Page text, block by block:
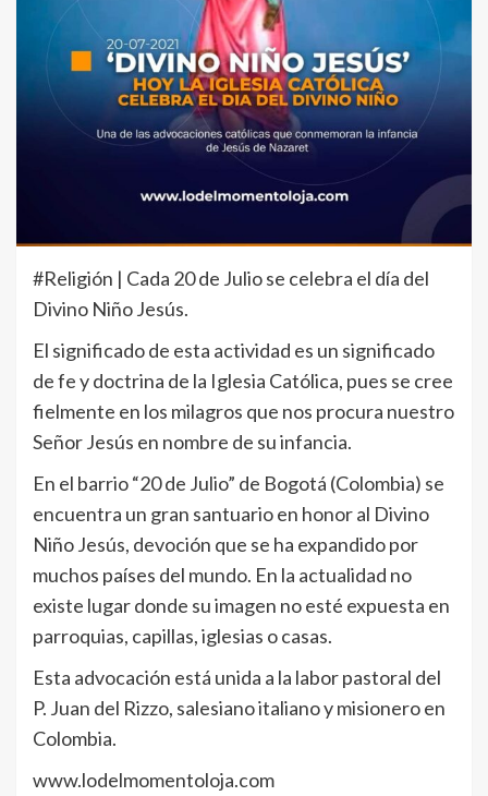
#Religión | Cada 20 de Julio se celebra el día del
Divino Niño Jesús.
El significado de esta actividad es un significado
de fe y doctrina de la Iglesia Católica, pues se cree
fielmente en los milagros que nos procura nuestro
Señor Jesús en nombre de su infancia.
En el barrio “20 de Julio” de Bogotá (Colombia) se
encuentra un gran santuario en honor al Divino
Niño Jesús, devoción que se ha expandido por
muchos países del mundo. En la actualidad no
existe lugar donde su imagen no esté expuesta en
parroquias, capillas, iglesias o casas.
Esta advocación está unida a la labor pastoral del
P. Juan del Rizzo, salesiano italiano y misionero en
Colombia.
www.lodelmomentoloja.com